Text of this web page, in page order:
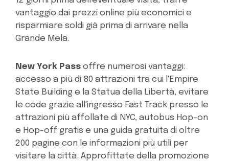
vantaggio dai prezzi online più economici e
risparmiare soldi già prima di arrivare nella
Grande Mela.
New York Pass offre numerosi vantaggi:
accesso a più di 80 attrazioni tra cui l'Empire
State Building e la Statua della Libertà, evitare
le code grazie all'ingresso Fast Track presso le
attrazioni più affollate di NYC, autobus Hop-on
e Hop-off gratis e una guida gratuita di oltre
200 pagine con le informazioni più utili per
visitare la città. Approfittate della promozione